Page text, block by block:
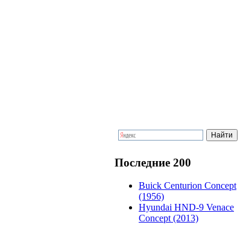
Последние 200
Buick Centurion Concept
(1956)
Hyundai HND-9 Venace
Concept (2013)